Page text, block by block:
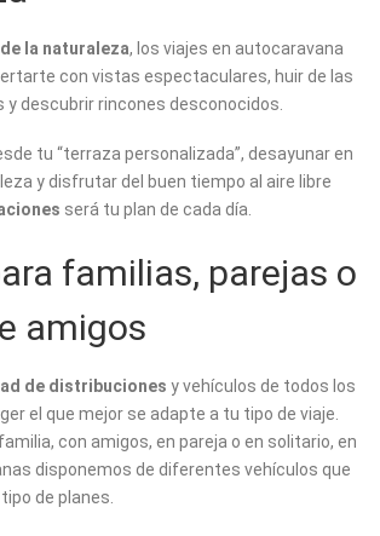
la naturaleza, los viajes en autocaravana
con vistas espectaculares, huir de las
y descubrir rincones desconocidos.
tu “terraza personalizada”, desayunar en
y disfrutar del buen tiempo al aire libre
será tu plan de cada día.
familias, parejas o
amigos
de distribuciones y vehículos de todos los
el que mejor se adapte a tu tipo de viaje.
con amigos, en pareja o en solitario, en
disponemos de diferentes vehículos que
de planes.